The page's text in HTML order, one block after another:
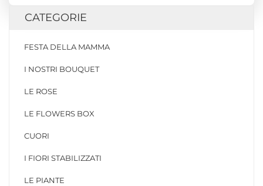
CATEGORIE
FESTA DELLA MAMMA
I NOSTRI BOUQUET
LE ROSE
LE FLOWERS BOX
CUORI
I FIORI STABILIZZATI
LE PIANTE